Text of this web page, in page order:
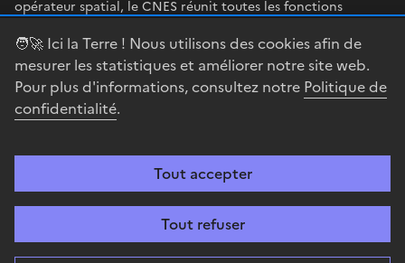
🧑‍🚀 Ici la Terre ! Nous utilisons des cookies afin de
mesurer les statistiques et améliorer notre site web.
Pour plus d'informations, consultez notre Politique de
confidentialité.
Tout accepter
Tout refuser
opérateur spatial, le CNES réunit toutes les fonctions
en œuvre sa stratégie spatiale.
legifrance.gouv.fr
gouvernement.fr
Accessibilité : partiellement conforme Mentions légales
Gestion des cookies